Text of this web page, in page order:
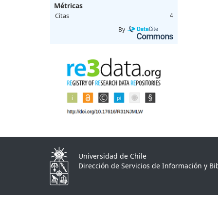
Métricas
Citas 4
By
Universidad de Chile
Dirección de Servicios de Información y